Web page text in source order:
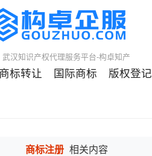
武汉知识产权代理服务平台-构卓知产
商标转让 国际商标 版权登记
商标注册 相关内容